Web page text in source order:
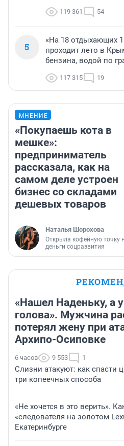
119 361 54
5
«На 18 отдыхающих
проходит лето в
бензина, водой по
117 315 19
МНЕНИЕ
«Покупаешь кота в
мешке»:
предприниматель
рассказала, как на
самом деле устроен
бизнес со складами
дешевых товаров
Наталья Шорохова
Открыла кофейную точку
деньги соцразвития
«Нашел Наденьку, а
голова». Мужчина
потерял жену при
Архипо-Осиповке
6 часов 9 553 1
Слизни атакуют: как спасти
три копеечных способа
«Не хочется в это верить».
«следователя на золотом
Екатеринбурге